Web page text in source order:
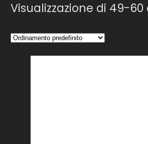
Visualizzazione di 49-60